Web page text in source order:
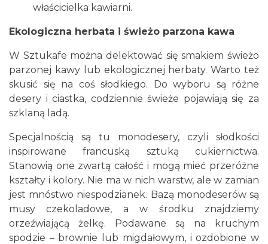
właścicielka kawiarni.
Ekologiczna herbata i świeżo parzona kawa
W Sztukafe można delektować się smakiem świeżo
parzonej kawy lub ekologicznej herbaty. Warto też
skusić się na coś słodkiego. Do wyboru są różne
desery i ciastka, codziennie świeże pojawiają się za
szklaną ladą.
Specjalnością są tu monodesery, czyli słodkości
inspirowane francuską sztuką cukiernictwa.
Stanowią one zwartą całość i mogą mieć przeróżne
kształty i kolory. Nie ma w nich warstw, ale w zamian
jest mnóstwo niespodzianek. Bazą monodeserów są
musy czekoladowe, a w środku znajdziemy
orzeźwiającą żelkę. Podawane są na kruchym
spodzie – brownie lub migdałowym, i ozdobione w